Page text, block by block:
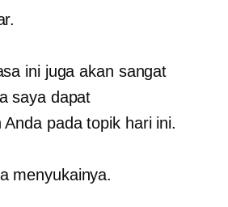
ini juga akan sangat
saya dapat
pada topik hari ini.
menyukainya.